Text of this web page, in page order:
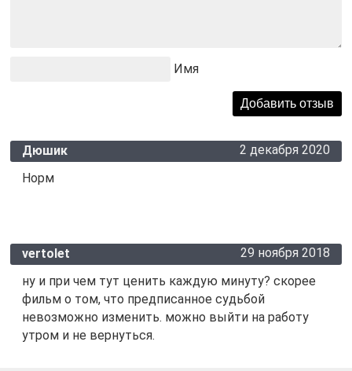
Имя
Дюшик
2 декабря 2020
Норм
vertolet
29 ноября 2018
ну и при чем тут ценить каждую минуту? скорее
фильм о том, что предписанное судьбой
невозможно изменить. можно выйти на работу
утром и не вернуться.